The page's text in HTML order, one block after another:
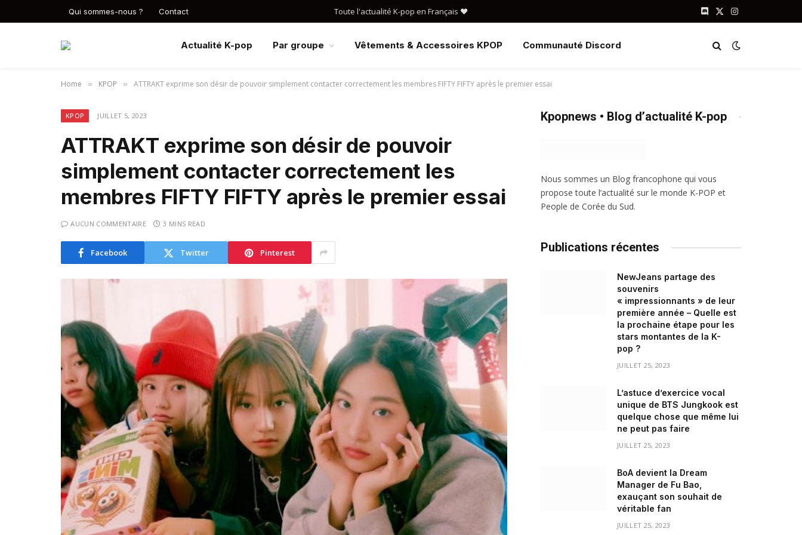
Qui sommes-nous ? Contact Toute l'actualité K-pop en Français ❤️ Discord
X
Instagram
Actualité K-pop Par groupe Vêtements & Accessoires KPOP Communauté Discord
Home » KPOP » ATTRAKT exprime son désir de pouvoir simplement contacter correctement les membres FIFTY FIFTY après le premier essai
KPOP JUILLET 5, 2023
ATTRAKT exprime son désir de pouvoir
simplement contacter correctement les
membres FIFTY FIFTY après le premier essai
AUCUN COMMENTAIRE 3 MINS READ
Facebook Twitter Pinterest
Kpopnews • Blog d’actualité K-pop
Nous sommes un Blog francophone qui vous
propose toute l’actualité sur le monde K-POP et
People de Corée du Sud.
Publications récentes
NewJeans partage des
souvenirs
« impressionnants » de leur
première année – Quelle est
la prochaine étape pour les
stars montantes de la K-
pop ?
JUILLET 25, 2023
L’astuce d’exercice vocal
unique de BTS Jungkook est
quelque chose que même lui
ne peut pas faire
JUILLET 25, 2023
BoA devient la Dream
Manager de Fu Bao,
exauçant son souhait de
véritable fan
JUILLET 25, 2023